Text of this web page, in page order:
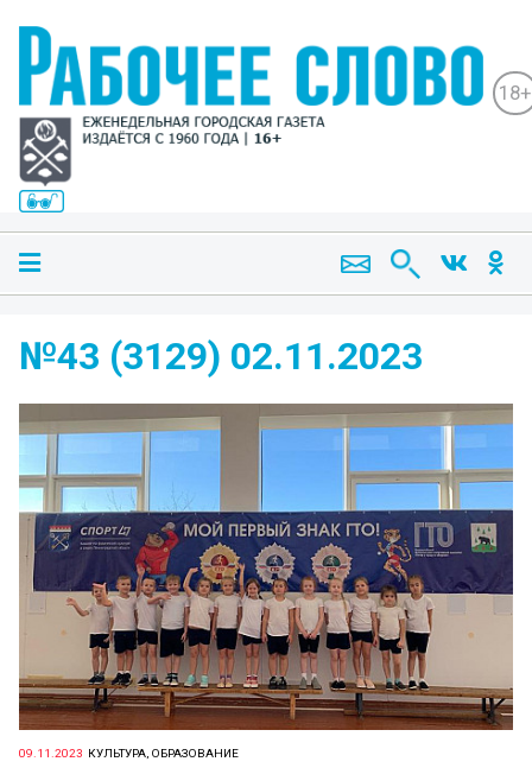
18+
№43 (3129) 02.11.2023
09.11.2023 КУЛЬТУРА, ОБРАЗОВАНИЕ